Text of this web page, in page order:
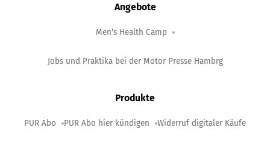
Angebote
Men‘s Health Camp
Jobs und Praktika bei der Motor Presse Hambrg
Produkte
PUR Abo PUR Abo hier kündigen Widerruf digitaler Käufe